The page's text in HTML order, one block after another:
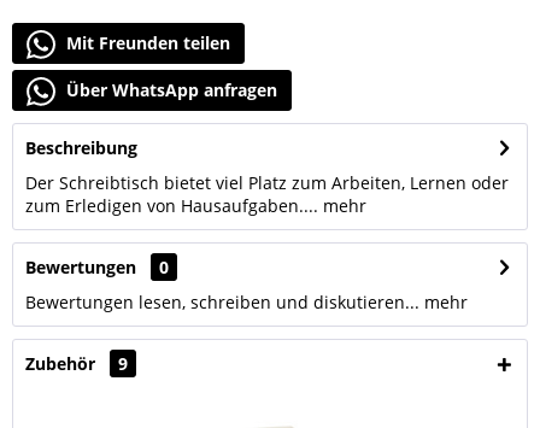
Mit Freunden teilen
Über WhatsApp anfragen
Beschreibung
Der Schreibtisch bietet viel Platz zum Arbeiten, Lernen oder
zum Erledigen von Hausaufgaben.... mehr
Bewertungen
0
Bewertungen lesen, schreiben und diskutieren... mehr
Zubehör 9